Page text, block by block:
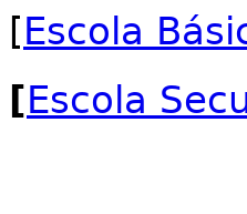
[Escola
[Escola